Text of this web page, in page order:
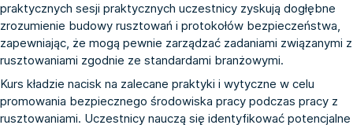
praktycznych sesji praktycznych uczestnicy zyskują dogłębne
zrozumienie budowy rusztowań i protokołów bezpieczeństwa,
zapewniając, że mogą pewnie zarządzać zadaniami związanymi z
rusztowaniami zgodnie ze standardami branżowymi.
Kurs kładzie nacisk na zalecane praktyki i wytyczne w celu
promowania bezpiecznego środowiska pracy podczas pracy z
rusztowaniami. Uczestnicy nauczą się identyfikować potencjalne